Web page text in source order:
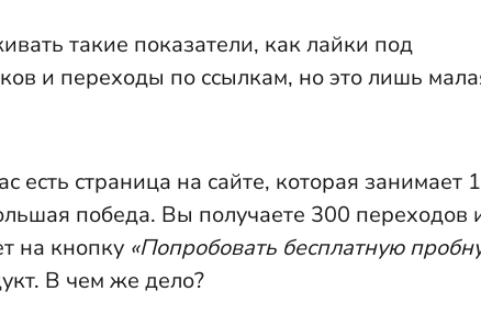
такие показатели, как лайки под
и переходы по ссылкам, но это лишь
страница на сайте, которая занимает 1
победа. Вы получаете 300 переходов
на кнопку «Попробовать бесплатную
В чем же дело?